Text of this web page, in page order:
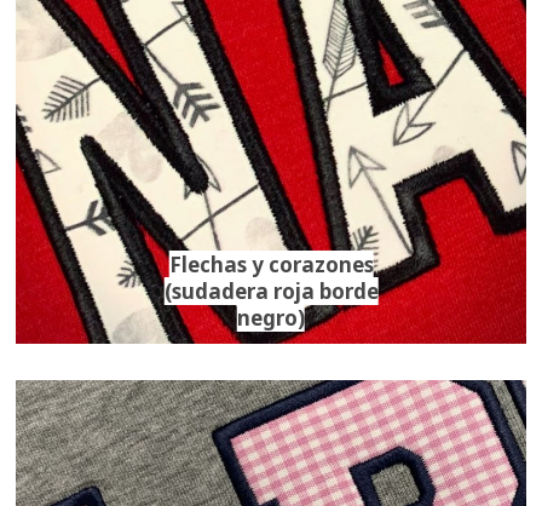
Flechas y corazones
(sudadera roja borde
negro)